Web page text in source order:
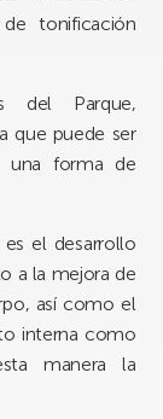
tonificación
del Parque,
que puede ser
forma de
el desarrollo
a la mejora de
así como el
interna como
manera la